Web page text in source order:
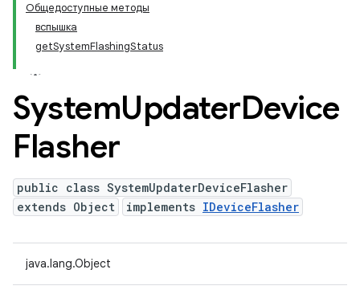
Общедоступные методы
вспышка
getSystemFlashingStatus
SystemUpdaterDevice
Flasher
public class SystemUpdaterDeviceFlasher
extends Object
implements IDeviceFlasher
java.lang.Object